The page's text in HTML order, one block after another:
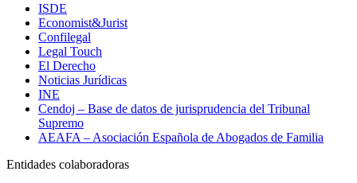
ISDE
Economist&Jurist
Confilegal
Legal Touch
El Derecho
Noticias Jurídicas
INE
Cendoj – Base de datos de jurisprudencia del Tribunal
Supremo
AEAFA – Asociación Española de Abogados de Familia
Entidades colaboradoras